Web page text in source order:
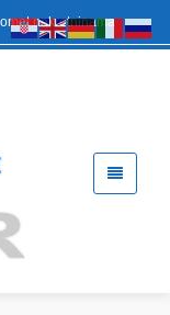
nekretninama